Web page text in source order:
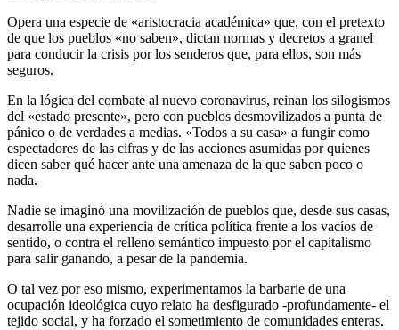
Opera una especie de «aristocracia académica» que, con el pretexto
de que los pueblos «no saben», dictan normas y decretos a granel
para conducir la crisis por los senderos que, para ellos, son más
seguros.
En la lógica del combate al nuevo coronavirus, reinan los silogismos
del «estado presente», pero con pueblos desmovilizados a punta de
pánico o de verdades a medias. «Todos a su casa» a fungir como
espectadores de las cifras y de las acciones asumidas por quienes
dicen saber qué hacer ante una amenaza de la que saben poco o
nada.
Nadie se imaginó una movilización de pueblos que, desde sus casas,
desarrolle una experiencia de crítica política frente a los vacíos de
sentido, o contra el relleno semántico impuesto por el capitalismo
para salir ganando, a pesar de la pandemia.
O tal vez por eso mismo, experimentamos la barbarie de una
ocupación ideológica cuyo relato ha desfigurado -profundamente- el
tejido social, y ha forzado el sometimiento de comunidades enteras.